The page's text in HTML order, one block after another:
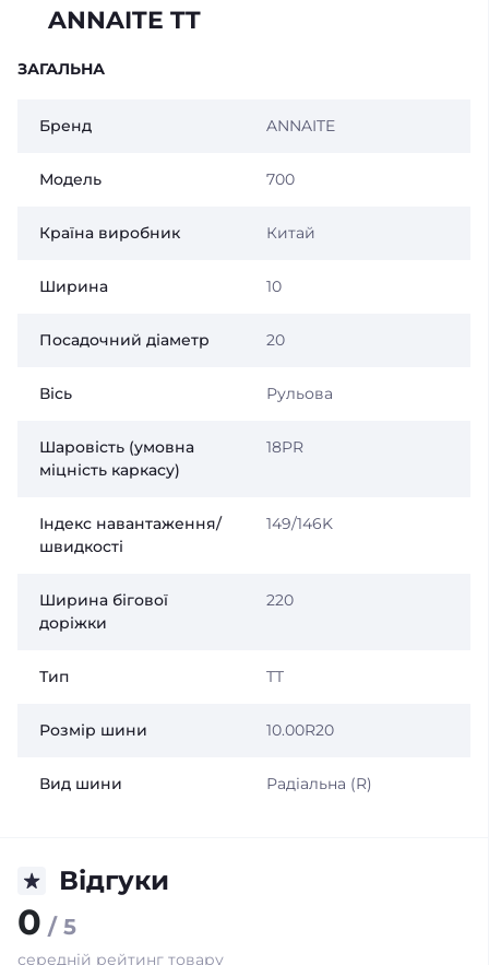
ANNAITE TT
ЗАГАЛЬНА
Бренд ANNAITE
Модель 700
Країна виробник Китай
Ширина 10
Посадочний діаметр 20
Вісь Рульова
Шаровість (умовна
міцність каркасу)
18PR
Індекс навантаження/
швидкості
149/146K
Ширина бігової
доріжки
220
Тип TT
Розмір шини 10.00R20
Вид шини Радіальна (R)
Відгуки
0 / 5
середній рейтинг товару